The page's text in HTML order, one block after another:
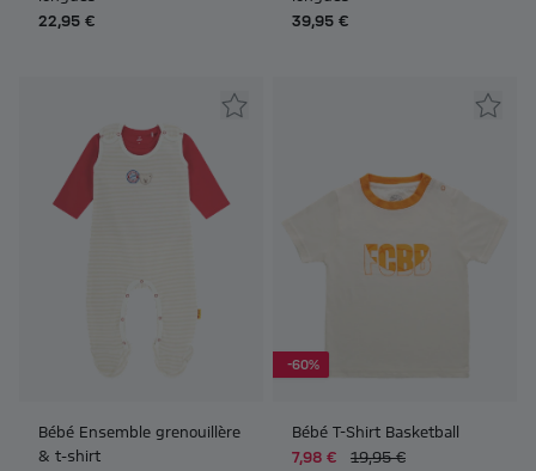
22,95 €
39,95 €
Bébé Ensemble grenouillère
& t-shirt
-60%
Bébé T-Shirt Basketball
7,98 €
19,95 €